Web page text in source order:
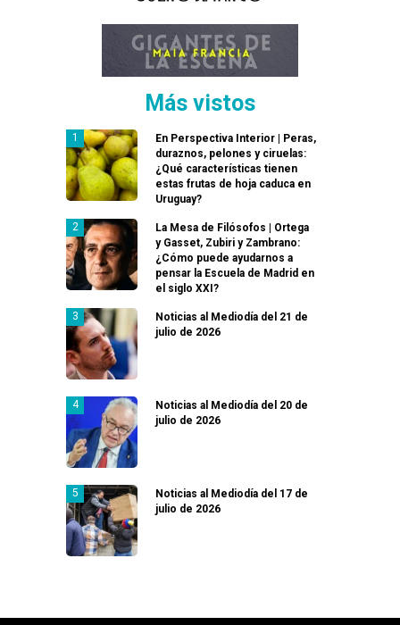
Más vistos
En Perspectiva Interior | Peras,
duraznos, pelones y ciruelas:
¿Qué características tienen
estas frutas de hoja caduca en
Uruguay?
La Mesa de Filósofos | Ortega
y Gasset, Zubiri y Zambrano:
¿Cómo puede ayudarnos a
pensar la Escuela de Madrid en
el siglo XXI?
Noticias al Mediodía del 21 de
julio de 2026
Noticias al Mediodía del 20 de
julio de 2026
Noticias al Mediodía del 17 de
julio de 2026